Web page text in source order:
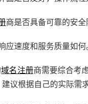
商是否具备可靠的安全
应速度和服务质量如何
域名注册商需要综合考
建议根据自己的实际需